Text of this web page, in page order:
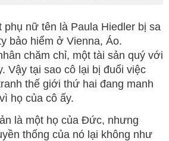
phụ nữ tên là Paula Hiedler bị sa
bảo hiểm ở Vienna, Áo.
chăm chỉ, một tài sản quý với
Vậy tại sao cô lại bị đuổi việc
thế giới thứ hai đang manh
họ của cô ấy.
là một họ của Đức, nhưng
thống của nó lại không như